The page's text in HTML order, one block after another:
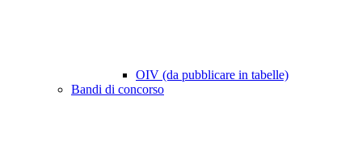
OIV (da pubblicare in tabelle)
Bandi di concorso